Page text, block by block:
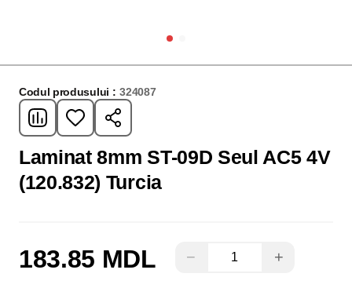
Codul produsului : 324087
Laminat 8mm ST-09D Seul AC5 4V
(120.832) Turcia
183.85 MDL − +